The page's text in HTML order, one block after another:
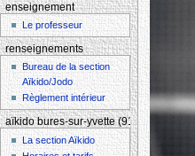
enseignement
Le professeur
renseignements
Bureau de la section
Aïkido/Jodo
Règlement intérieur
aïkido bures-sur-yvette (91)
La section Aïkido